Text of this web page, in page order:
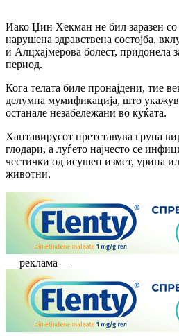
Иако Џин Хекман не бил заразен со
нарушена здравствена состојба,
и Алцхајмерова болест, придонела
период.
Кога телата биле пронајдени, тие
делумна мумификација, што
останале незабележани во куќата.
Хантавирусот претставува група
глодари, а луѓето најчесто се
честички од исушен измет, урина
животни.
— реклама —